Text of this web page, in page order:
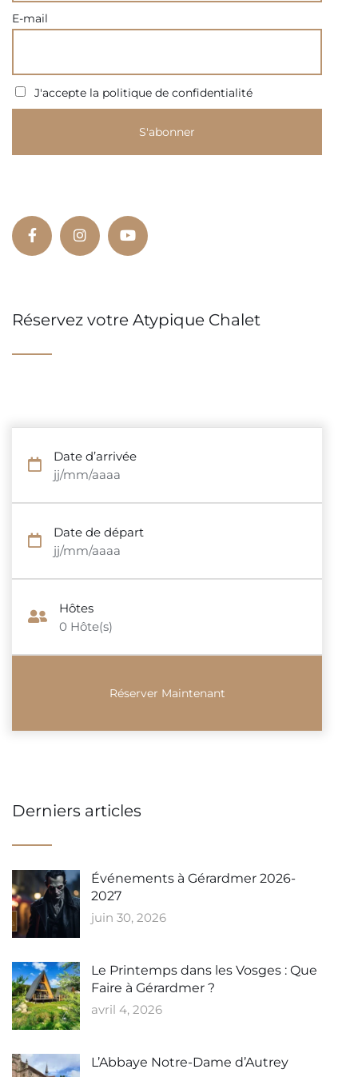
E-mail
J'accepte la politique de confidentialité
Réservez votre Atypique Chalet
Date d’arrivée
jj/mm/aaaa
Date de départ
jj/mm/aaaa
Hôtes
0 Hôte(s)
Derniers articles
Événements à Gérardmer 2026-
2027
juin 30, 2026
Le Printemps dans les Vosges : Que
Faire à Gérardmer ?
avril 4, 2026
L’Abbaye Notre-Dame d’Autrey